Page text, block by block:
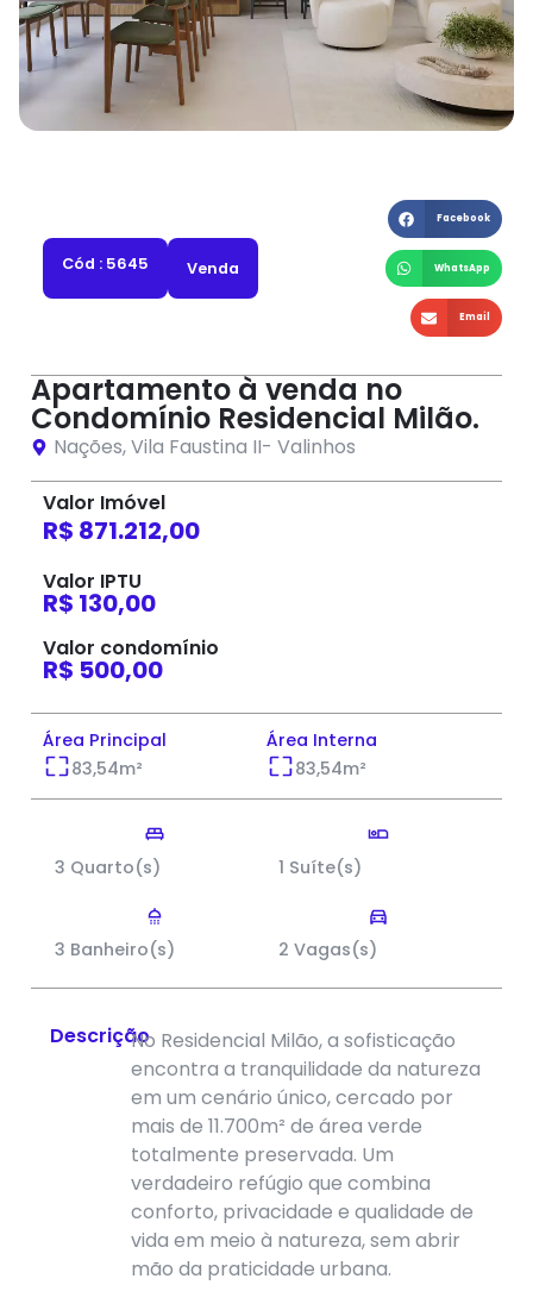
Cód : 5645 Venda
Facebook
WhatsApp
Email
Apartamento à venda no
Condomínio Residencial Milão.
Nações,Vila Faustina II- Valinhos
Valor Imóvel
R$ 871.212,00
Valor IPTU
R$ 130,00
Valor condomínio
R$ 500,00
Área Principal
83,54m²
Área Interna
83,54m²
3 Quarto(s) 1 Suíte(s)
3 Banheiro(s) 2 Vagas(s)
DescriçãoNo Residencial Milão, a sofisticação
encontra a tranquilidade da natureza
em um cenário único, cercado por
mais de 11.700m² de área verde
totalmente preservada. Um
verdadeiro refúgio que combina
conforto, privacidade e qualidade de
vida em meio à natureza, sem abrir
mão da praticidade urbana.